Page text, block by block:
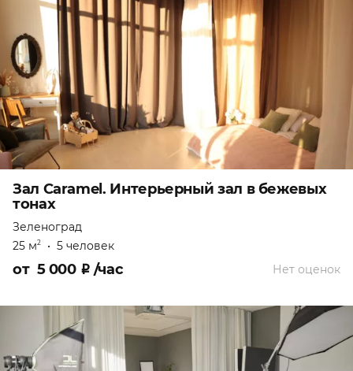
Зал Caramel. Интерьерный зал в бежевых
тонах
Зеленоград
25 м2 • 5 человек
Нет оценок
от 5 000 ₽ /час